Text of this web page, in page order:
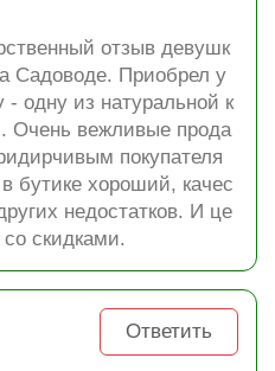
отзыв девушк
Садоводе. Приобрел у
- одну из натуральной к
Очень вежливые прода
покупателя
бутике хороший, качес
недостатков. И це
скидками.
Ответить